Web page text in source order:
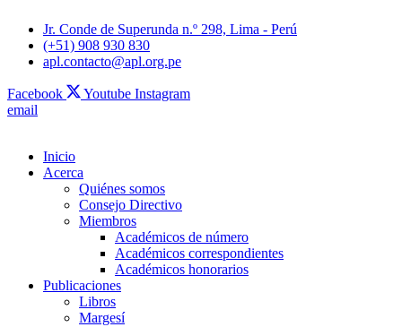
Jr. Conde de Superunda n.º 298, Lima - Perú
(+51) 908 930 830
apl.contacto@apl.org.pe
Facebook Youtube Instagram
email
Inicio
Acerca
Quiénes somos
Consejo Directivo
Miembros
Académicos de número
Académicos correspondientes
Académicos honorarios
Publicaciones
Libros
Margesí